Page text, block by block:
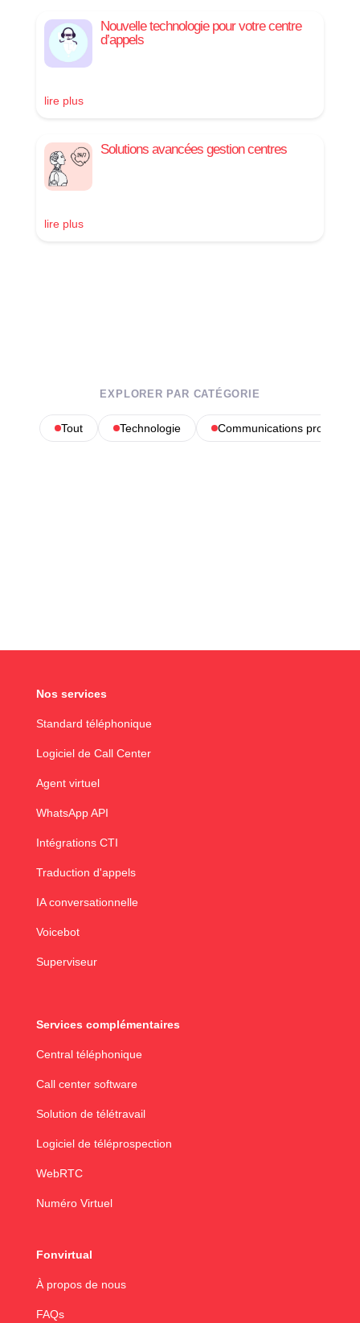
Nouvelle technologie pour votre centre
d’appels
lire plus
Solutions avancées gestion centres
lire plus
EXPLORER PAR CATÉGORIE
Tout Technologie Communications
Nos services
Standard téléphonique
Logiciel de Call Center
Agent virtuel
WhatsApp API
Intégrations CTI
Traduction d'appels
IA conversationnelle
Voicebot
Superviseur
Services complémentaires
Central téléphonique
Call center software
Solution de télétravail
Logiciel de téléprospection
WebRTC
Numéro Virtuel
Fonvirtual
À propos de nous
FAQs